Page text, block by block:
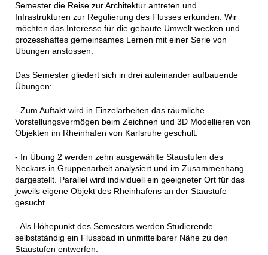
Semester die Reise zur Architektur antreten und
Infrastrukturen zur Regulierung des Flusses erkunden. Wir
möchten das Interesse für die gebaute Umwelt wecken und
prozesshaftes gemeinsames Lernen mit einer Serie von
Übungen anstossen.
Das Semester gliedert sich in drei aufeinander aufbauende
Übungen:
- Zum Auftakt wird in Einzelarbeiten das räumliche
Vorstellungsvermögen beim Zeichnen und 3D Modellieren von
Objekten im Rheinhafen von Karlsruhe geschult.
- In Übung 2 werden zehn ausgewählte Staustufen des
Neckars in Gruppenarbeit analysiert und im Zusammenhang
dargestellt. Parallel wird individuell ein geeigneter Ort für das
jeweils eigene Objekt des Rheinhafens an der Staustufe
gesucht.
- Als Höhepunkt des Semesters werden Studierende
selbstständig ein Flussbad in unmittelbarer Nähe zu den
Staustufen entwerfen.